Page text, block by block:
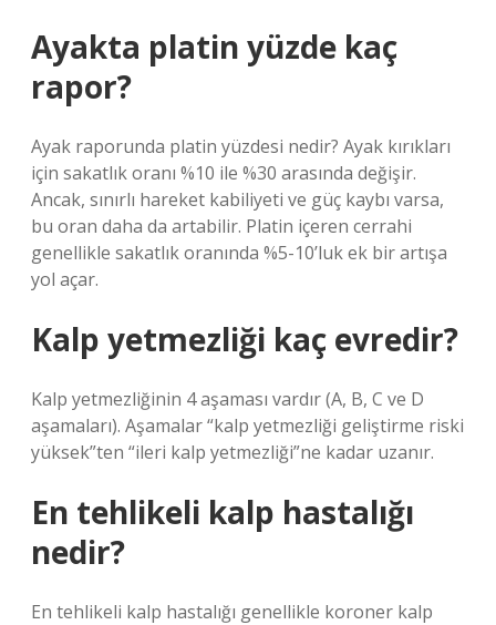
Ayakta platin yüzde kaç
rapor?
Ayak raporunda platin yüzdesi nedir? Ayak kırıkları
için sakatlık oranı %10 ile %30 arasında değişir.
Ancak, sınırlı hareket kabiliyeti ve güç kaybı varsa,
bu oran daha da artabilir. Platin içeren cerrahi
genellikle sakatlık oranında %5-10’luk ek bir artışa
yol açar.
Kalp yetmezliği kaç evredir?
Kalp yetmezliğinin 4 aşaması vardır (A, B, C ve D
aşamaları). Aşamalar “kalp yetmezliği geliştirme riski
yüksek”ten “ileri kalp yetmezliği”ne kadar uzanır.
En tehlikeli kalp hastalığı
nedir?
En tehlikeli kalp hastalığı genellikle koroner kalp